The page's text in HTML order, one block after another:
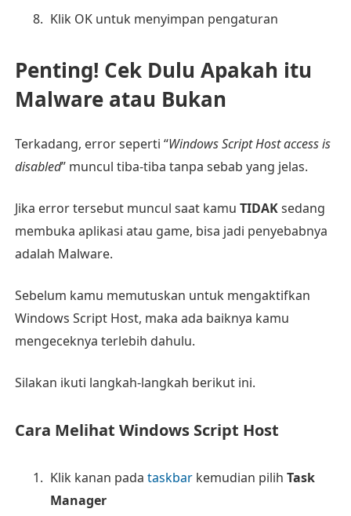
Klik OK untuk menyimpan pengaturan
Penting! Cek Dulu Apakah itu
Malware atau Bukan
Terkadang, error seperti “Windows Script Host access is
disabled” muncul tiba-tiba tanpa sebab yang jelas.
Jika error tersebut muncul saat kamu TIDAKsedang
membuka aplikasi atau game, bisa jadi penyebabnya
adalah Malware.
Sebelum kamu memutuskan untuk mengaktifkan
Windows Script Host, maka ada baiknya kamu
mengeceknya terlebih dahulu.
Silakan ikuti langkah-langkah berikut ini.
Cara Melihat Windows Script Host
Klik kanan pada taskbarkemudian pilih Task
Manager